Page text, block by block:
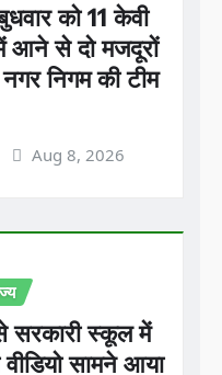
को 11 केवी
आने से दो मजदूरों
निगम की टीम
Aug 8, 2026
सरकारी स्कूल में
सामने आया